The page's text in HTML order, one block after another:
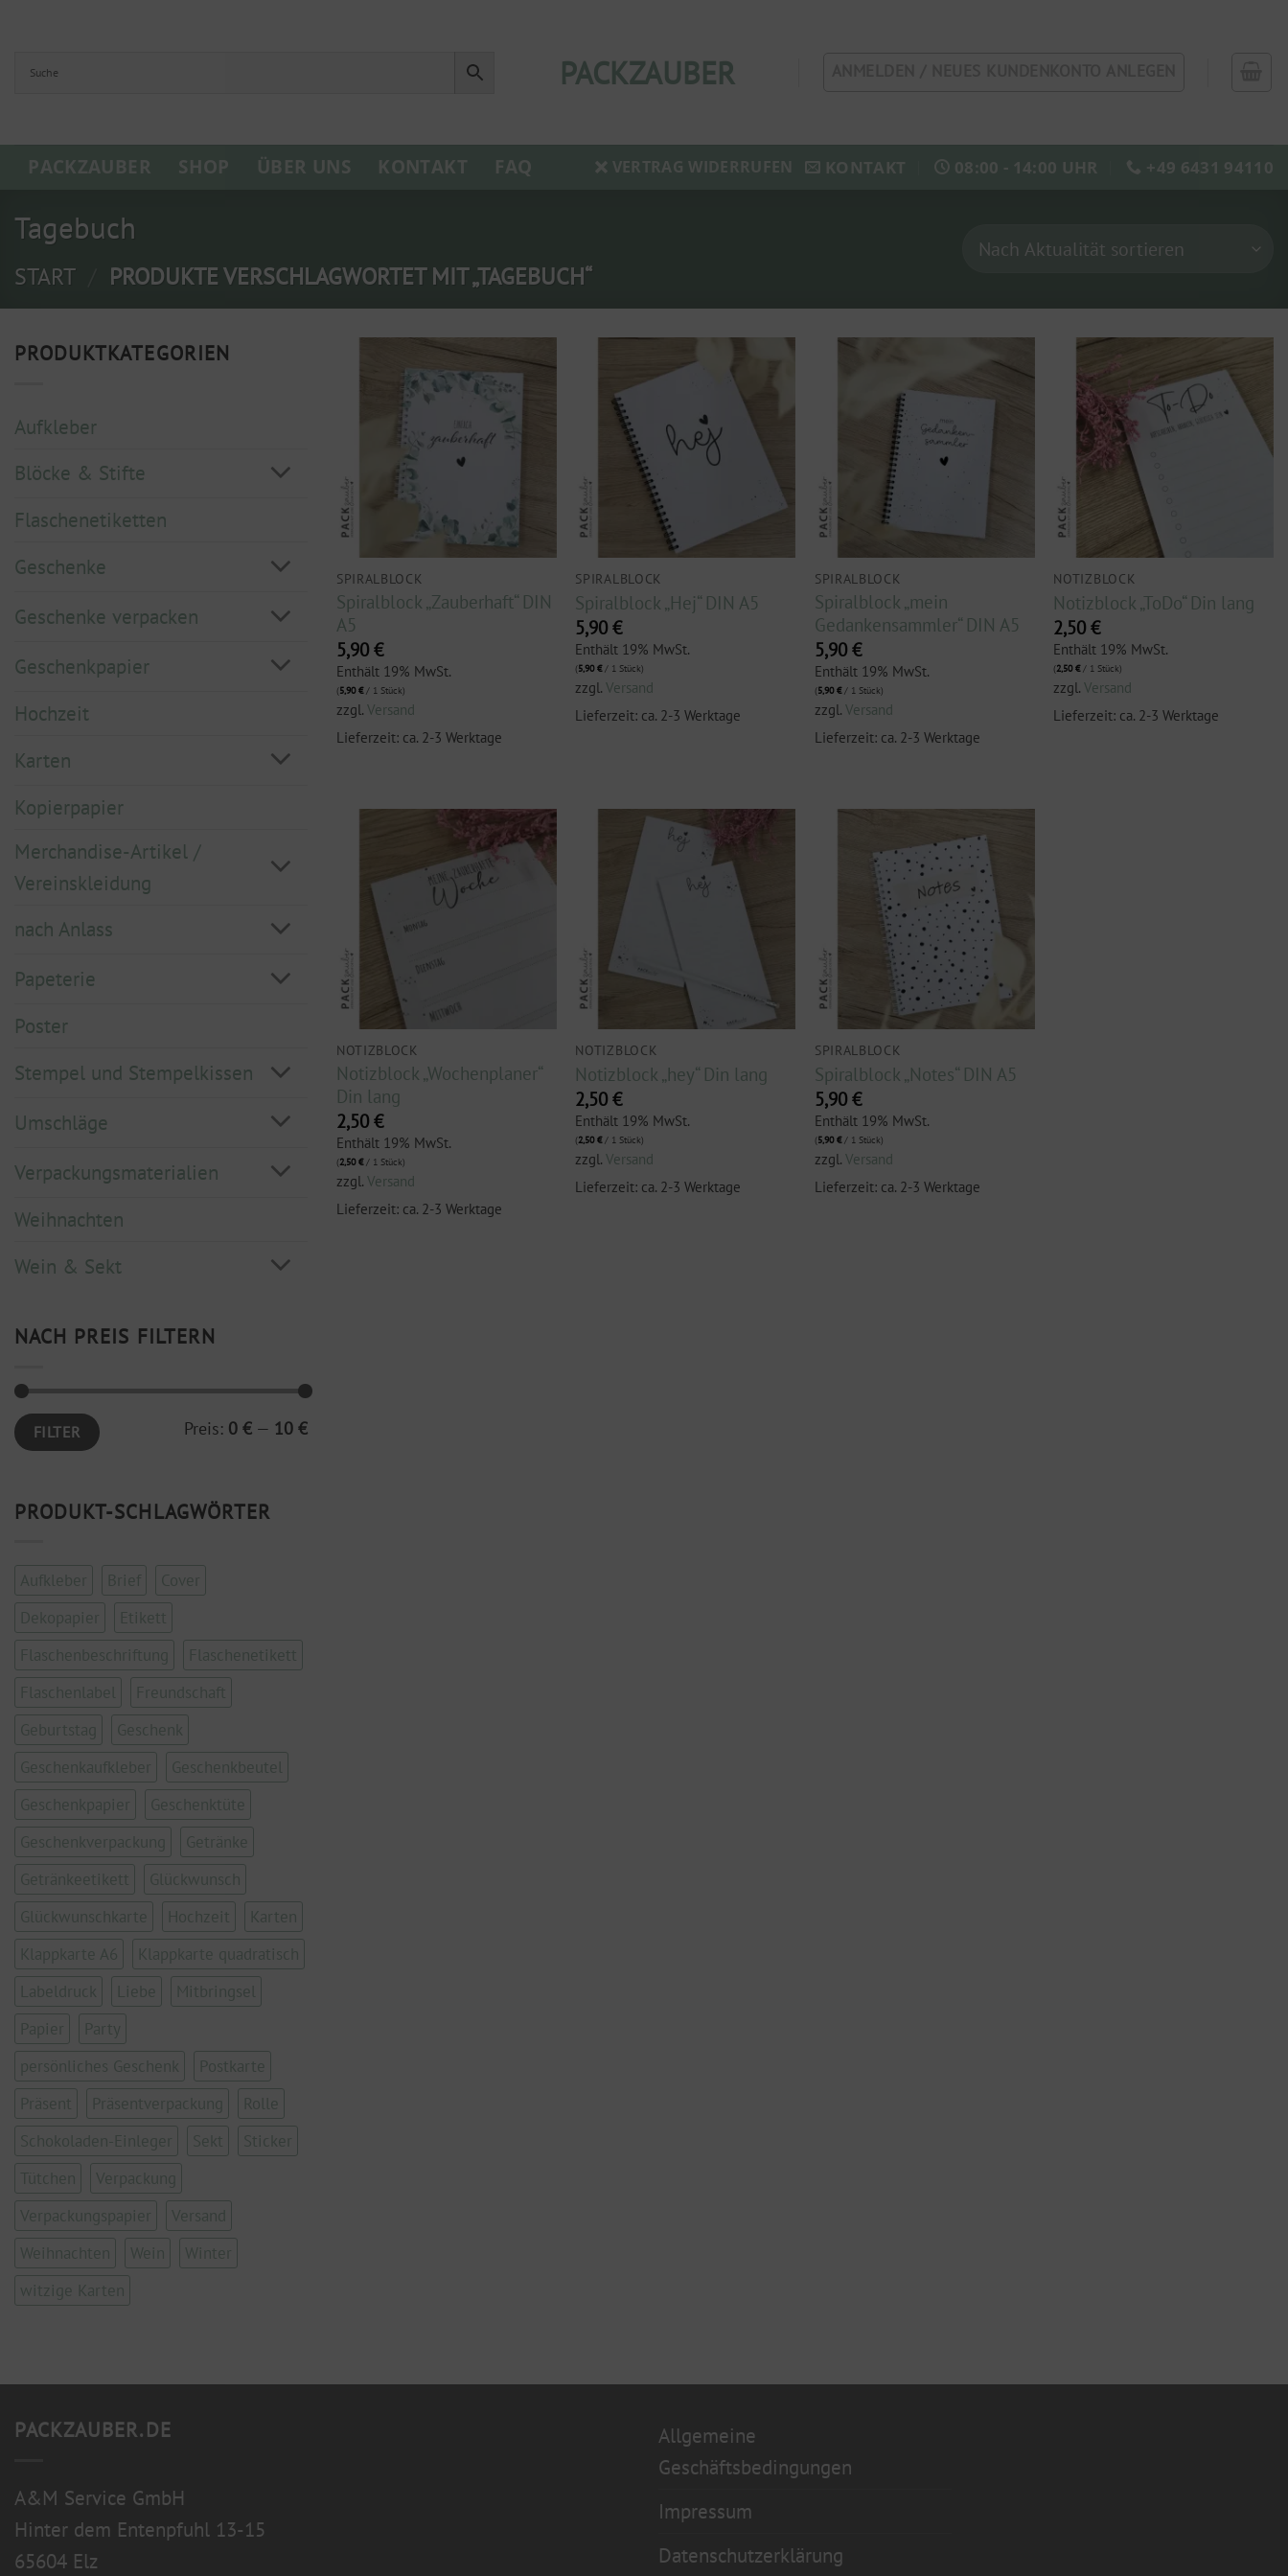
springen
PACKZAUBER
PACKZAUBER SHOP ÜBER UNS KONTAKT FAQ VERTRAG WIDERRUFEN KONTAKT 08:00 - 14:00 UHR +49 6431 94110
Tagebuch
START PRODUKTE VERSCHLAGWORTET MIT „TAGEBUCH“
PRODUKTKATEGORIEN
Aufkleber
Blöcke & Stifte
Flaschenetiketten
Geschenke
Geschenke verpacken
Geschenkpapier
Hochzeit
Karten
Kopierpapier
Merchandise-Artikel /
Vereinskleidung
nach Anlass
Papeterie
Poster
Stempel und Stempelkissen
Umschläge
Verpackungsmaterialien
Weihnachten
Wein & Sekt
NACH PREIS FILTERN
Min.
Preis
Max.
PreisFILTER Preis: 0 € — 10 €
PRODUKT-SCHLAGWÖRTER
Aufkleber Brief
Cover
Dekopapier
Etikett
Flaschenbeschriftung
Flaschenetikett
Flaschenlabel
Freundschaft
Geburtstag
Geschenk
Geschenkaufkleber
Geschenkbeutel
Geschenkpapier
Geschenktüte
Geschenkverpackung
Getränke
Getränkeetikett
Glückwunsch
Glückwunschkarte
Hochzeit
Karten
Klappkarte A6
Klappkarte quadratisch
Labeldruck
Liebe
Mitbringsel
Papier
Party
persönliches Geschenk
Postkarte
Präsent
Präsentverpackung
Rolle
Schokoladen-Einleger
Sekt
Sticker
Tütchen
Verpackung
Verpackungspapier
Versand
Weihnachten
Wein
Winter
witzige Karten
SPIRALBLOCK
Spiralblock „Zauberhaft“ DIN
A5
5,90 €
Enthält 19% MwSt.
(5,90€/ 1 Stück)
zzgl. Versand
Lieferzeit: ca. 2-3 Werktage
SPIRALBLOCK
Spiralblock „Hej“ DIN A5
5,90€
Enthält 19% MwSt.
(5,90€/ 1 Stück)
zzgl.Versand
Lieferzeit: ca. 2-3 Werktage
SPIRALBLOCK
Spiralblock „mein
Gedankensammler“ DIN A5
5,90 €
Enthält 19% MwSt.
(5,90€/ 1 Stück)
zzgl. Versand
Lieferzeit: ca. 2-3 Werktage
NOTIZBLOCK
Notizblock „ToDo“ Din lang
2,50€
Enthält 19% MwSt.
(2,50€/ 1 Stück)
zzgl.Versand
Lieferzeit: ca. 2-3 Werktage
NOTIZBLOCK
Notizblock „Wochenplaner“
Din lang
2,50 €
Enthält 19% MwSt.
(2,50€/ 1 Stück)
zzgl. Versand
Lieferzeit: ca. 2-3 Werktage
NOTIZBLOCK
Notizblock „hey“ Din lang
2,50€
Enthält 19% MwSt.
(2,50€/ 1 Stück)
zzgl.Versand
Lieferzeit: ca. 2-3 Werktage
SPIRALBLOCK
Spiralblock „Notes“ DIN A5
5,90 €
Enthält 19% MwSt.
(5,90€/ 1 Stück)
zzgl. Versand
Lieferzeit: ca. 2-3 Werktage
PACKZAUBER.DE
A&M Service GmbH
Hinter dem Entenpfuhl 13-15
65604 Elz
Allgemeine
Geschäftsbedingungen
Impressum
Datenschutzerklärung